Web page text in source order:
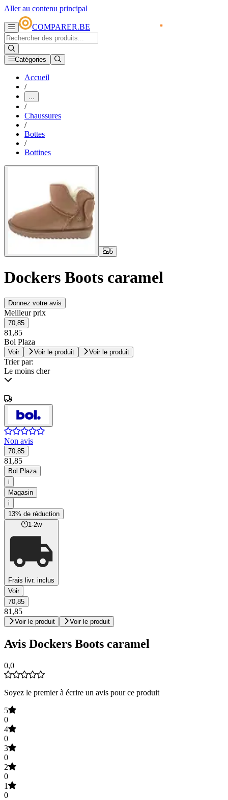
Aller au contenu principal
COMPARER.BE
Catégories
Accueil
/
...
/
Chaussures
/
Bottes
/
Bottines
5
Dockers Boots caramel
Donnez votre avis
Meilleur prix
70,85
81,85
Bol Plaza
Voir Voir le produit Voir le produit
Trier par:
Le moins cher
Non avis
70,85
81,85
Bol Plaza
i
Magasin
i
13% de réduction
1-2w
Frais livr. inclus
Voir
70,85
81,85
Voir le produit Voir le produit
Avis Dockers Boots caramel
0,0
Soyez le premier à écrire un avis pour ce produit
5
0
4
0
3
0
2
0
1
0